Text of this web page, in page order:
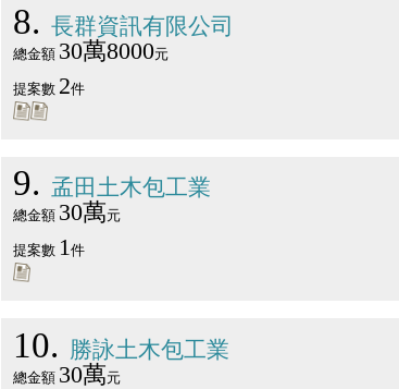
8 長群資訊有限公司
總金額 30萬8000元
提案數 2件
9 孟田土木包工業
總金額 30萬元
提案數 1件
10 勝詠土木包工業
總金額 30萬元